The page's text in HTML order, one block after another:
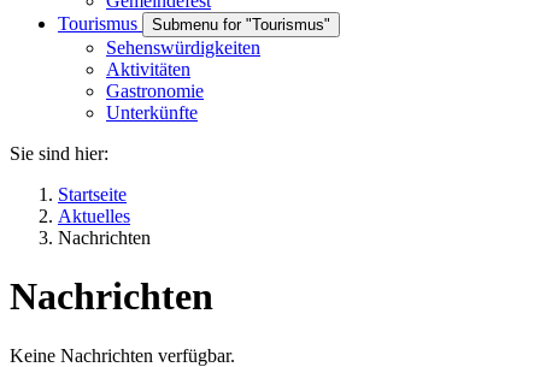
Tourismus
Submenu for "Tourismus"
Sehenswürdigkeiten
Aktivitäten
Gastronomie
Unterkünfte
Sie sind hier:
Startseite
Aktuelles
Nachrichten
Nachrichten
Keine Nachrichten verfügbar.